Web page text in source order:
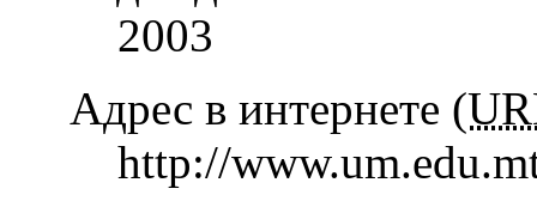
2003
Адрес в интернете (
http://